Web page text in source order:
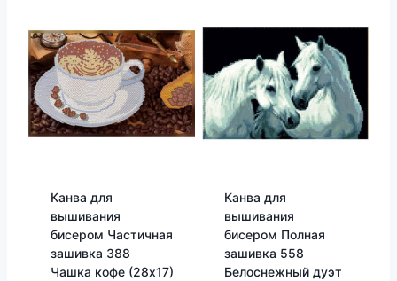
Канва для
вышивания
бисером Частичная
зашивка 388
Чашка кофе (28х17)
Канва для
вышивания
бисером Полная
зашивка 558
Белоснежный дуэт